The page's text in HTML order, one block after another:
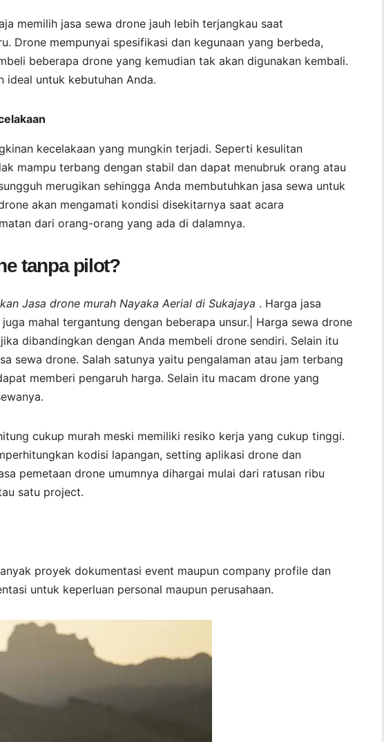
memilih jasa sewa drone jauh lebih terjangkau saat
Drone mempunyai spesifikasi dan kegunaan yang berbeda,
beberapa drone yang kemudian tak akan digunakan kembali.
ideal untuk kebutuhan Anda.
kecelakaan yang mungkin terjadi. Seperti kesulitan
mampu terbang dengan stabil dan dapat menubruk orang atau
merugikan sehingga Anda membutuhkan jasa sewa untuk
akan mengamati kondisi disekitarnya saat acara
dari orang-orang yang ada di dalamnya.
tanpa pilot?
Jasa drone murah Nayaka Aerial di Sukajaya . Harga jasa
mahal tergantung dengan beberapa unsur.| Harga sewa drone
dibandingkan dengan Anda membeli drone sendiri. Selain itu
sewa drone. Salah satunya yaitu pengalaman atau jam terbang
memberi pengaruh harga. Selain itu macam drone yang
cukup murah meski memiliki resiko kerja yang cukup tinggi.
kodisi lapangan, setting aplikasi drone dan
pemetaan drone umumnya dihargai mulai dari ratusan ribu
satu project.
proyek dokumentasi event maupun company profile dan
untuk keperluan personal maupun perusahaan.